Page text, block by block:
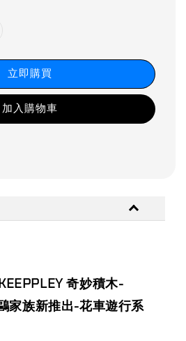
立即購買
加入購物車
奇妙積木-
家族新推出-花車遊行系